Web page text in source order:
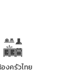
องครัวไทย